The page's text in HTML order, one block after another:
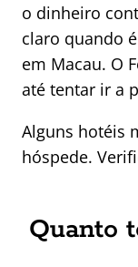
o dinheiro
claro quando
em Macau. O
até tentar ir a
Alguns hotéis
hóspede.
Quanto